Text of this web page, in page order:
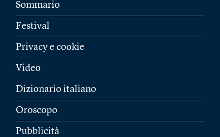
Sommario
Festival
Privacy e cookie
Video
Dizionario italiano
Oroscopo
Pubblicità